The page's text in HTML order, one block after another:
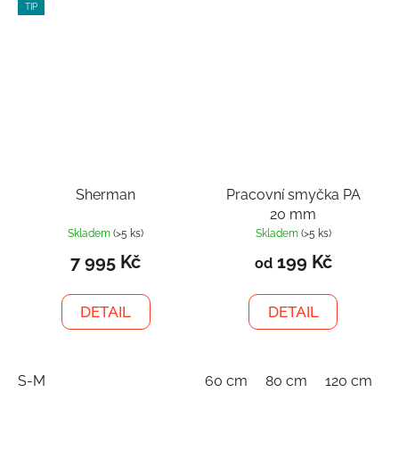
TIP
Sherman
Skladem(>5 ks)
7 995 Kč
DETAIL
S-M
Pracovní smyčka PA
20 mm
Skladem (>5 ks)
od199 Kč
DETAIL
60 cm 80 cm 120 cm